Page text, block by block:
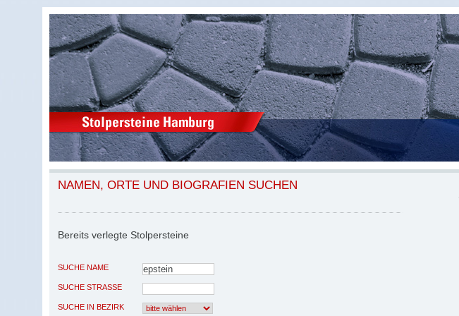
NAMEN, ORTE UND BIOGRAFIEN SUCHEN
Bereits verlegte Stolpersteine
SUCHE NAME
SUCHE STRASSE
SUCHE IN BEZIRK